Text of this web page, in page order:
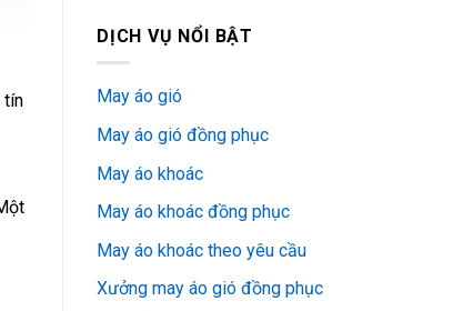
tín
DỊCH VỤ NỔI BẬT
May áo gió
May áo gió đồng phục
May áo khoác
May áo khoác đồng phục
May áo khoác theo yêu cầu
Xưởng may áo gió đồng phục